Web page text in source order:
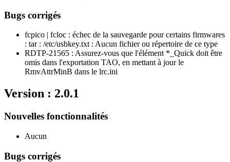
Bugs corrigés
fcpico | fcloc : échec de la sauvegarde pour certains firmwares
: tar : /etc/usbkey.txt : Aucun fichier ou répertoire de ce type
RDTP-21565 : Assurez-vous que l'élément *_Quick doit être
omis dans l'exportation TAO, en mettant à jour le
RmvAttrMinB dans le lrc.ini
Version : 2.0.1
Nouvelles fonctionnalités
Aucun
Bugs corrigés